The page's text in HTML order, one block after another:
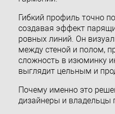
Гибкий профиль точно
создавая эффект
ровных линий. Он
между стеной и полом,
сложность в изюминку
выглядит цельным и
Почему именно это
дизайнеры и владельцы